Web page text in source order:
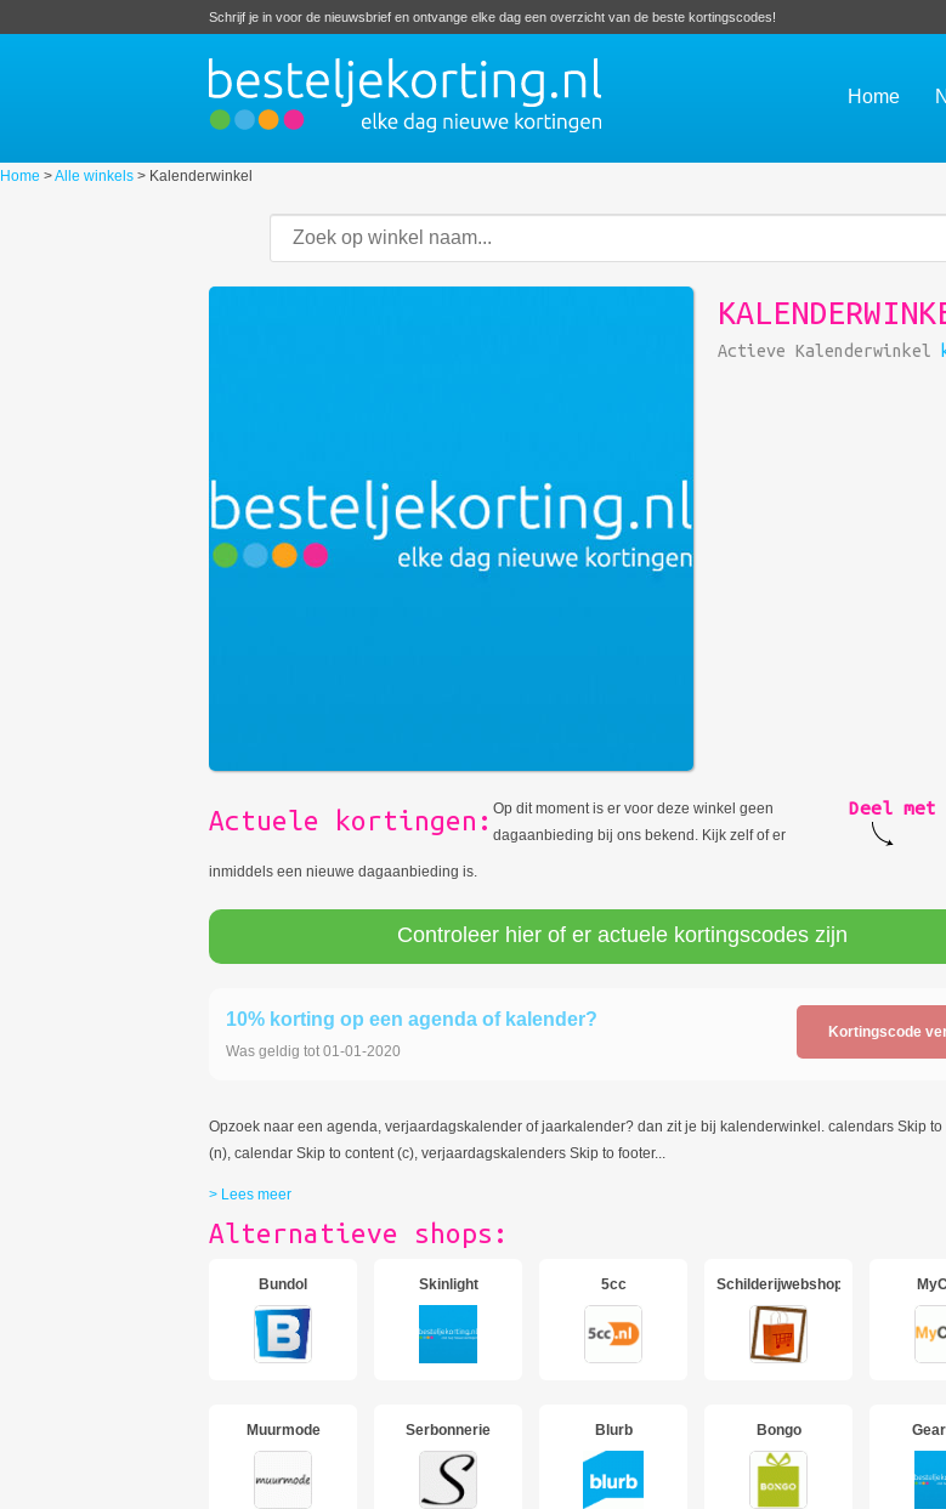
Schrijf je in voor de nieuwsbrief en ontvange elke dag een overzicht van de beste kortingscodes!
Home
Home >Alle winkels > Kalenderwinkel
Actieve Kalenderwinkel
Actuele kortingen: Deel met
Op dit moment is er voor deze winkel geen
dagaanbieding bij ons bekend. Kijk zelf of er
inmiddels een nieuwe dagaanbieding is.
Controleer hier of er actuele kortingscodes zijn
10% korting op een agenda of kalender?
Kortingscode
Was geldig tot 01-01-2020
Opzoek naar een agenda, verjaardagskalender of jaarkalender? dan zit je bij kalenderwinkel. calendars Skip to
(n), calendar Skip to content (c), verjaardagskalenders Skip to footer...
> Lees meer
Alternatieve shops:
Bundol Skinlight 5cc Schilderijwebshop
Muurmode Serbonnerie Blurb Bongo